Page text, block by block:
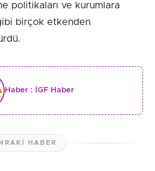
politikaları ve kurumlara
birçok etkenden
Haber : İGF Haber
HABER